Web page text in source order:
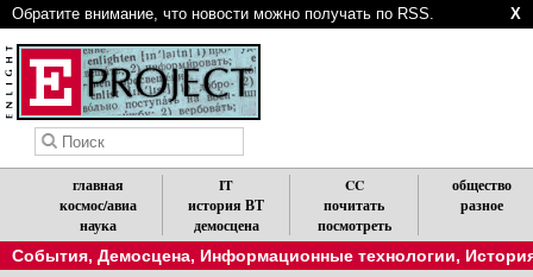
Обратите внимание, что новости можно получать по RSS. X
главная
космос/авиа
наука
IT
история ВТ
демосцена
CC
почитать
посмотреть
общество
разное
События, Демосцена, Информационные технологии,